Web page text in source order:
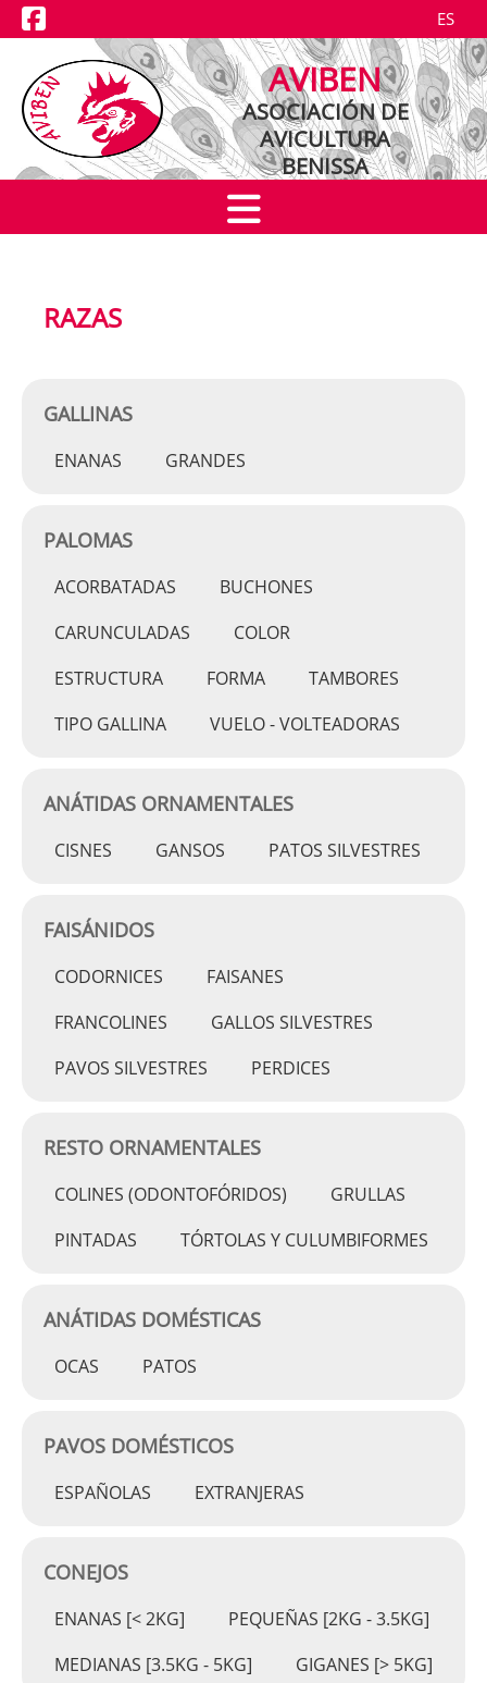
ES
AVIBEN
ASOCIACIÓN DE
AVICULTURA
BENISSA
NOTICIAS
EXPOSICIONES
CRIADORES
RAZAS
RAZAS
GALLINAS
ENANAS GRANDES
PALOMAS
ACORBATADAS
BUCHONES
CARUNCULADAS
COLOR
ESTRUCTURA
FORMA
TAMBORES
TIPO GALLINA
VUELO - VOLTEADORAS
ANÁTIDAS ORNAMENTALES
CISNES GANSOS PATOS SILVESTRES
FAISÁNIDOS
CODORNICES
FAISANES
FRANCOLINES
GALLOS SILVESTRES
PAVOS SILVESTRES
PERDICES
RESTO ORNAMENTALES
COLINES (ODONTOFÓRIDOS)
GRULLAS
PINTADAS
TÓRTOLAS Y CULUMBIFORMES
ANÁTIDAS DOMÉSTICAS
OCAS PATOS
PAVOS DOMÉSTICOS
ESPAÑOLAS EXTRANJERAS
CONEJOS
ENANAS [< 2KG]
PEQUEÑAS [2KG - 3.5KG]
MEDIANAS [3.5KG - 5KG]
GIGANES [> 5KG]